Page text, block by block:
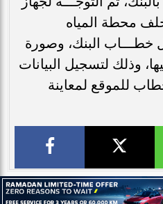
محطة المياه
خطـــاب البنك، وصورة
وذلك لتسجيل البيانات
للموقع لمعاينة